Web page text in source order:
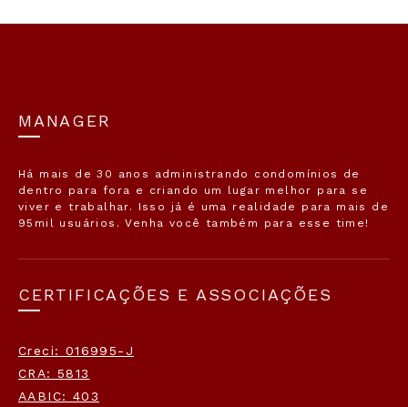
MANAGER
Há mais de 30 anos administrando condomínios de
dentro para fora e criando um lugar melhor para se
viver e trabalhar. Isso já é uma realidade para mais de
95mil usuários. Venha você também para esse time!
CERTIFICAÇÕES E ASSOCIAÇÕES
Creci: 016995-J
CRA: 5813
AABIC: 403